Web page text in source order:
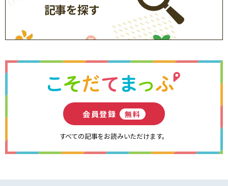
記事を探す
会員登録 無料
すべての記事をお読みいただけます。